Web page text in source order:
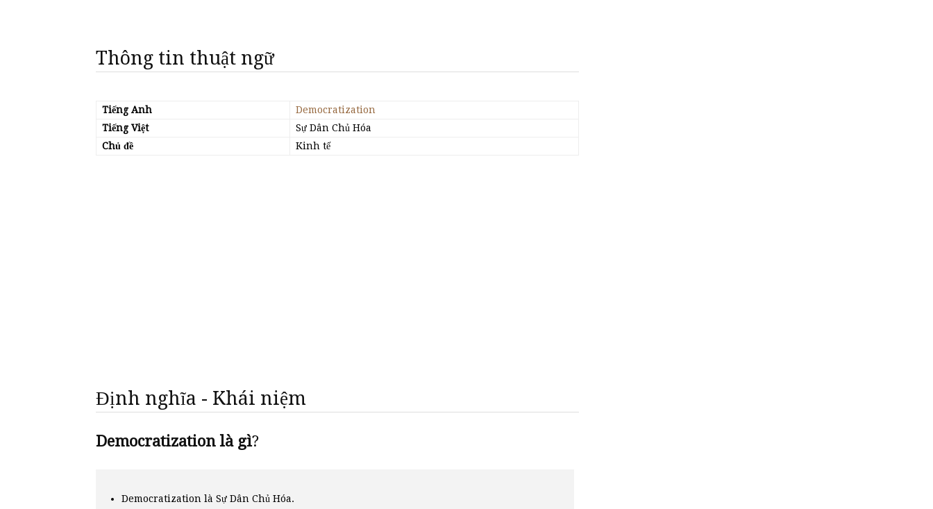
Thông tin thuật ngữ
Tiếng Anh
Democratization
Tiếng Việt
Sự Dân Chủ Hóa
Chủ đề
Kinh tế
Định nghĩa - Khái niệm
Democratization là gì?
Democratization là Sự Dân Chủ Hóa.